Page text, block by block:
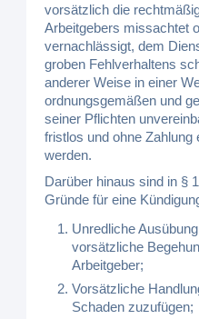
vorsätzlich die
Arbeitgebers missachtet
vernachlässigt, dem
groben Fehlverhaltens
anderer Weise in einer
ordnungsgemäßen und
seiner Pflichten
fristlos und ohne Zahlung
werden.
Darüber hinaus sind in §
Gründe für eine
Unredliche
vorsätzliche
Arbeitgeber;
Vorsätzliche
Schaden zuzufügen;